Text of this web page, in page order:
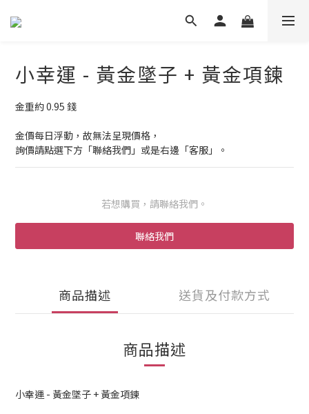
小幸運 - 黃金墜子 + 黃金項鍊
金重約 0.95 錢
金價每日浮動，故無法呈現價格，
詢價請點選下方「聯絡我們」或是右邊「客服」。
若想購買，請聯絡我們。
聯絡我們
商品描述 送貨及付款方式
商品描述
小幸運 - 黃金墜子 + 黃金項鍊